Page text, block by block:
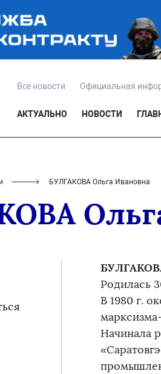
Все новости Официальная
АКТУАЛЬНО НОВОСТИ
БУЛГАКОВА Ольга Ивановна
Родилась
В 1980 г.
Начинала